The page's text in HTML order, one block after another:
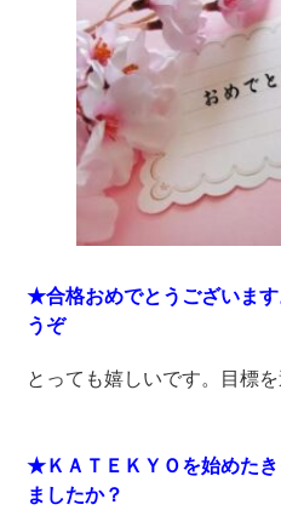
★合格おめでとうございま
うぞ
とっても嬉しいです。目標
★ＫＡＴＥＫＹＯを始めた
ましたか？